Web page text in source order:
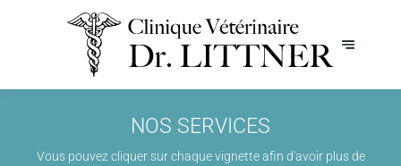
NOS SERVICES
Vous pouvez cliquer sur chaque vignette afin d'avoir plus de